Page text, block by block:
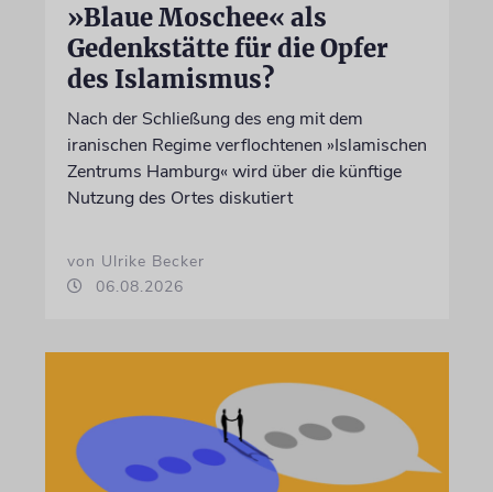
»Blaue Moschee« als
Gedenkstätte für die Opfer
des Islamismus?
Nach der Schließung des eng mit dem
iranischen Regime verflochtenen »Islamischen
Zentrums Hamburg« wird über die künftige
Nutzung des Ortes diskutiert
von Ulrike Becker
06.08.2026